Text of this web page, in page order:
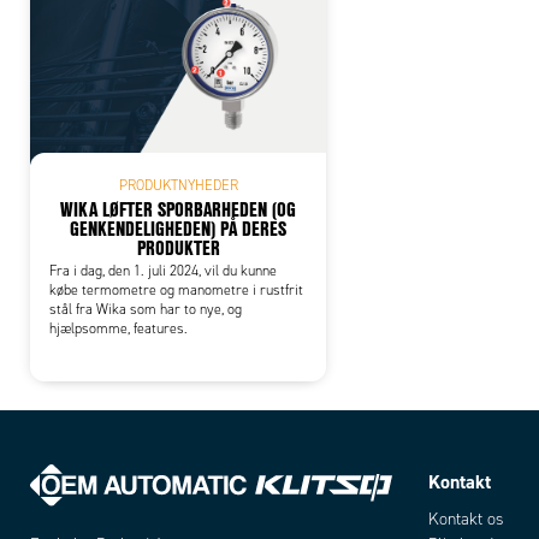
PRODUKTNYHEDER
WIKA LØFTER SPORBARHEDEN (OG
GENKENDELIGHEDEN) PÅ DERES
PRODUKTER
Fra i dag, den 1. juli 2024, vil du kunne
købe termometre og manometre i rustfrit
stål fra Wika som har to nye, og
hjælpsomme, features.
Kontakt
Kontakt os